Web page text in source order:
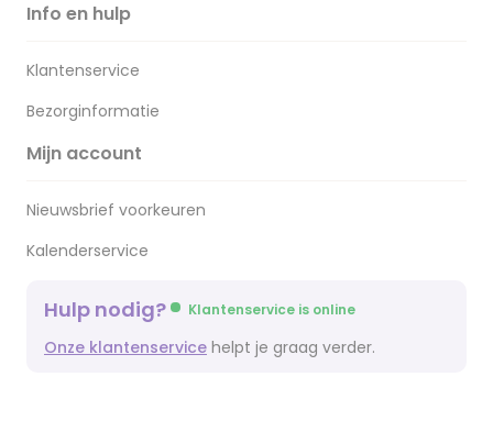
Info en hulp
Klantenservice
Bezorginformatie
Mijn account
Nieuwsbrief voorkeuren
Kalenderservice
Hulp nodig? Klantenservice is online
Onze klantenservice helpt je graag verder.